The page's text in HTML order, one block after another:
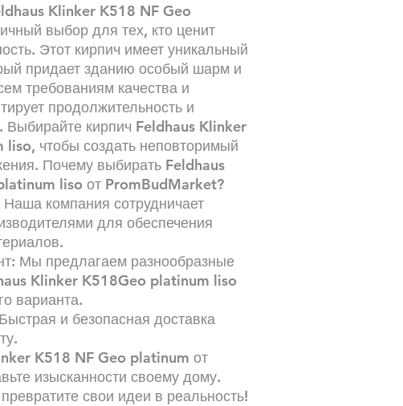
Klinker K518 NF Geo
выбор для тех, кто ценит
Этот кирпич имеет уникальный
придает зданию особый шарм и
требованиям качества и
продолжительность и
Выбирайте кирпич Feldhaus Klinker
чтобы создать неповторимый
Почему выбирать Feldhaus
liso от PromBudMarket?
компания сотрудничает
для обеспечения
Мы предлагаем разнообразные
Klinker K518Geo platinum liso
варианта.
и безопасная доставка
K518 NF Geo platinum от
изысканности своему дому.
свои идеи в реальность!